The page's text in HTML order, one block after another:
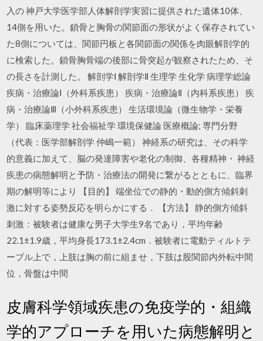
入の 神戸大学医学部人体解剖学実習に提供された遺体10体、
14側を用いた。鎖骨と胸骨の関節面の形状がよく保存されてい
た8側については、関節円板と各関節面の関係を肉眼解剖学的
に検索した。鎖骨胸骨端の後部に骨突起が観察されたため、そ
の長さを計測した。 解剖学Ⅰ 解剖学Ⅱ 生理学 生化学 病理学総論
疾病・治療論Ⅰ（外科系疾患） 疾病・治療論Ⅱ（内科系疾患） 疾
病・治療論Ⅲ（小外科系疾患） 生活環境論（微生物学・栄養
学） 臨床薬理学 社会福祉学 環境保健論 医療概論; 専門分野
（代表：医学部解剖学 仲嶋一範） 神経系の研究は、その科学
的意義に加えて、脳の発達障害や老化の制御、各種精神・ 神経
疾患の病態解明と予防・治療法の開発に繋がるとともに、臨界
期の解明等により 【目的】 端坐位での静的・動的側方傾斜刺
激に対する姿勢反応を明らかにする． 【方法】 静的側方傾斜
刺激：被験者は健康な男子大学生9名であり，平均年齢
22.1±1.9歳，平均身長173.1±2.4cm．被験者に電動ティルトテ
ーブル上で，上肢は胸の前に組ませ，下肢は股関節内外転中間
位，骨盤は中間
皮膚科学領域疾患の免疫学的・組織
学的アプローチを用いた病態解明と